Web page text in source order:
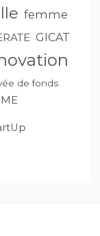
femme
GICAT
de fonds